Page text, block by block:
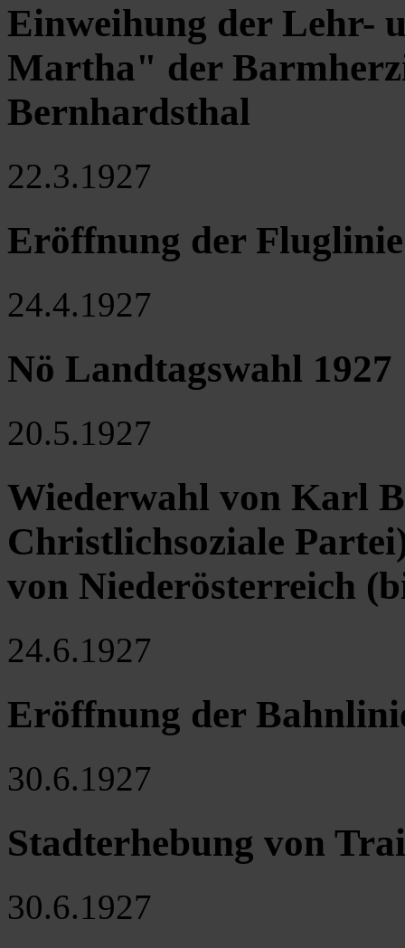
Einweihung der Lehr-
Martha" der
Bernhardsthal
22.3.1927
Eröffnung der
24.4.1927
Nö Landtagswahl 1927
20.5.1927
Wiederwahl von Karl
Christlichsoziale
von Niederösterreich
24.6.1927
Eröffnung der
30.6.1927
Stadterhebung von
30.6.1927